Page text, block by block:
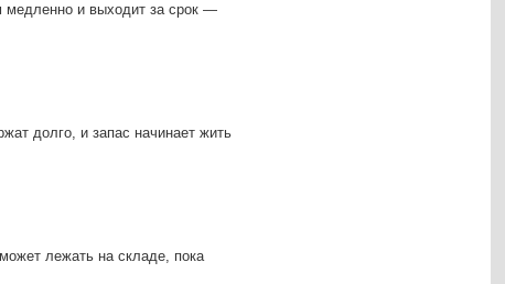
медленно и выходит за срок —
долго, и запас начинает жить
лежать на складе, пока